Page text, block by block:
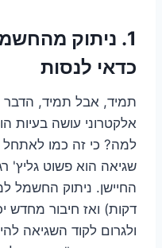
1. ניתוק
כדאי לנסות
תמיד, אבל תמיד, הדבר
אלקטרוני עושה בעיות
למה? כי זה כמו
שגיאה הוא פשוט גליץ'
דקות) ואז חיבור מחדש
ולגרום לקוד השגיאה